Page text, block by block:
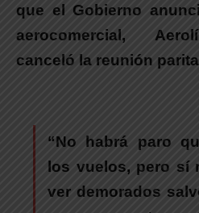
que el Gobierno
aerocomercial,
canceló la reunión
“No habrá paro
los vuelos, pero sí
ver demorados